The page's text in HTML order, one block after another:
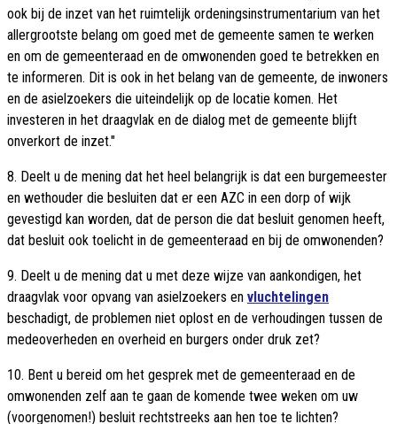
ook bij de inzet van het ruimtelijk ordeningsinstrumentarium van het
allergrootste belang om goed met de gemeente samen te werken
en om de gemeenteraad en de omwonenden goed te betrekken en
te informeren. Dit is ook in het belang van de gemeente, de inwoners
en de asielzoekers die uiteindelijk op de locatie komen. Het
investeren in het draagvlak en de dialog met de gemeente blijft
onverkort de inzet."
8. Deelt u de mening dat het heel belangrijk is dat een burgemeester
en wethouder die besluiten dat er een AZC in een dorp of wijk
gevestigd kan worden, dat de person die dat besluit genomen heeft,
dat besluit ook toelicht in de gemeenteraad en bij de omwonenden?
9. Deelt u de mening dat u met deze wijze van aankondigen, het
draagvlak voor opvang van asielzoekers en vluchtelingen
beschadigt, de problemen niet oplost en de verhoudingen tussen de
medeoverheden en overheid en burgers onder druk zet?
10. Bent u bereid om het gesprek met de gemeenteraad en de
omwonenden zelf aan te gaan de komende twee weken om uw
(voorgenomen!) besluit rechtstreeks aan hen toe te lichten?